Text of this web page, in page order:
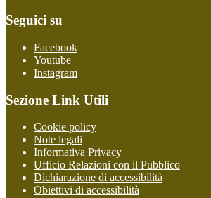
Seguici su
Facebook
Youtube
Instagram
Sezione Link Utili
Cookie policy
Note legali
Informativa Privacy
Ufficio Relazioni con il Pubblico
Dichiarazione di accessibilità
Obiettivi di accessibilità